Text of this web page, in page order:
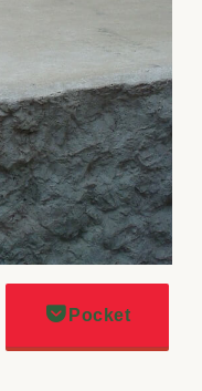
Pocket